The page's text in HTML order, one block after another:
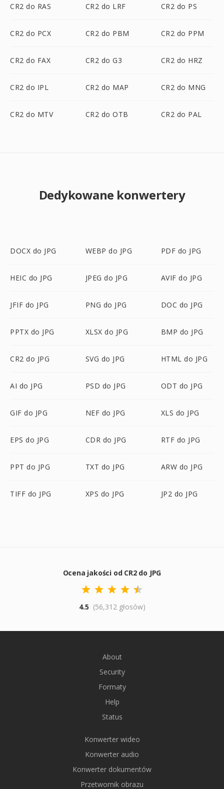
CR2 do RAS CR2 do LRF CR2 do PS
CR2 do PCX CR2 do PBM CR2 do PPM
CR2 do FAX CR2 do G3 CR2 do HRZ
CR2 do IPL CR2 do MAP CR2 do MNG
CR2 do MTV CR2 do OTB CR2 do PAL
Dedykowane konwertery
DOCX do JPG WEBP do JPG PDF do JPG
HEIC do JPG JPEG do JPG AVIF do JPG
JFIF do JPG PNG do JPG DOC do JPG
PPTX do JPG XLSX do JPG BMP do JPG
CR2 do JPG SVG do JPG HTML do JPG
AI do JPG PSD do JPG ODT do JPG
GIF do JPG NEF do JPG XLS do JPG
EPS do JPG CDR do JPG RTF do JPG
PPT do JPG TXT do JPG ARW do JPG
TIFF do JPG XPS do JPG JP2 do JPG
Ocena jakości od CR2 do JPG
4.5 (56,312 głosów)
About
Security
Formaty
Help
Status
Konwerter wideo
Konwerter audio
Konwerter dokumentów
Przetwornik obrazu